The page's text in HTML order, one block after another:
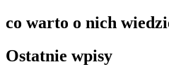
co warto o nich
Ostatnie wpisy